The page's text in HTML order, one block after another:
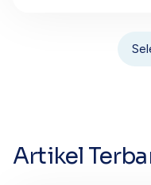
Artikel